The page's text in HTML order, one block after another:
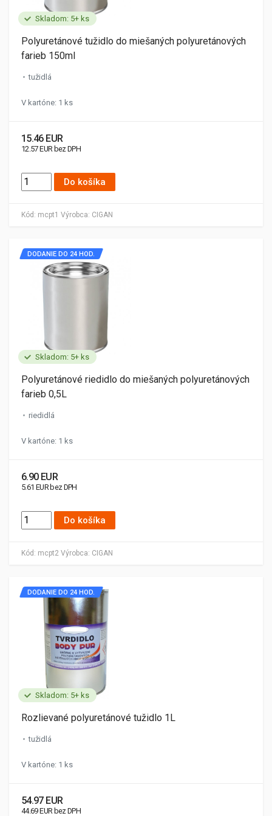
Skladom: 5+ ks
Kód: mcpt1 Výrobca: CIGAN
Polyuretánové tužidlo do miešaných polyuretánových
farieb 150ml
tužidlá
V kartóne: 1 ks
15.46 EUR
12.57 EUR bez DPH
Do košíka
Skladom: 5+ ks
Kód: mcpt2 Výrobca: CIGAN
DODANIE DO 24 HOD.
Polyuretánové riedidlo do miešaných polyuretánových
farieb 0,5L
riedidlá
V kartóne: 1 ks
6.90 EUR
5.61 EUR bez DPH
Do košíka
Skladom: 5+ ks
DODANIE DO 24 HOD.
Rozlievané polyuretánové tužidlo 1L
tužidlá
V kartóne: 1 ks
54.97 EUR
44.69 EUR bez DPH